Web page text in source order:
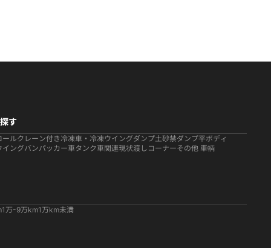
す
ールクレーン付き冷凍車・冷凍ウイングダンプ土砂禁ダンプ平ボディ
イングバンパッカー車タンク車関連現状渡しコーナーその他 車輌
1万-9万km1万km未満